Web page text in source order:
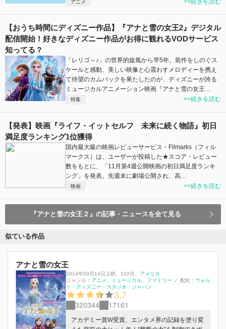
アニメ
【おうち時間にディズニー作品】『アナと雪の女王2』デジタル
配信開始！好きなディズニー作品がお得に観れるVODサービス
知ってる？
「レリゴ～♪」の世界的旋風から早5年。前作をしのぐス
ケールと感動、美しい映像と心震わすメロディーを携え
て待望のカムバックを果たしたのが、ディズニーが誇る
ミュージカルアニメーション映画『アナと雪の女王…
特集 >>続きを読む
【発表】映画『ライフ・イットセルフ 未来に続く物語』初日
満足度ランキング1位獲得
国内最大級の映画レビューサービス・Filmarks（フィル
マークス）は、ユーザーが投稿した★スコア・レビュー
数をもとに、「11月第4週公開映画の初日満足度ランキ
ング」を発表。先週末に劇場公開され、高…
映画 >>続きを読む
『アナと雪の女王２』の記事・ニュースを全て見る
似ている作品
アナと雪の女王
2014年03月14日上映、 102分、 アメリカ
ジャンル： アニメ ミュージカル ファミリー ／ 配給： ウォル
ト・ディズニー・スタジオ・ジャパン
3.7
320344 17161
アカデミー賞W受賞、エンタメ界の記録を塗り変